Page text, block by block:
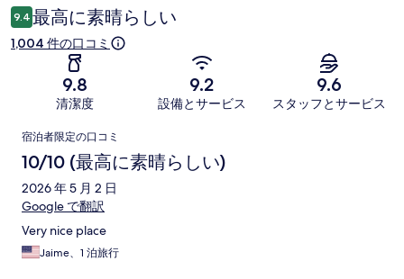
9.4 最高に素晴らしい
1,004 件の口コミ
9.8
清潔度
9.2
設備とサービス
9.6
スタッフとサービス
口
コ
ミ
宿泊者限定の口コミ
10/10 (最高に素晴らしい)
2026 年 5 月 2 日
Google で翻訳
Very nice place
Jaime、1 泊旅行